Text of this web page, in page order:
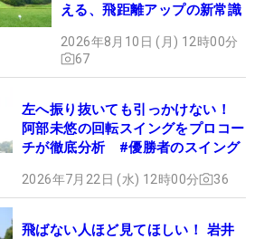
える、飛距離アップの新常識
2026年8月10日 (月) 12時00分
67
左へ振り抜いても引っかけない！
阿部未悠の回転スイングをプロコー
チが徹底分析 #優勝者のスイング
2026年7月22日 (水) 12時00分 36
飛ばない人ほど見てほしい！ 岩井